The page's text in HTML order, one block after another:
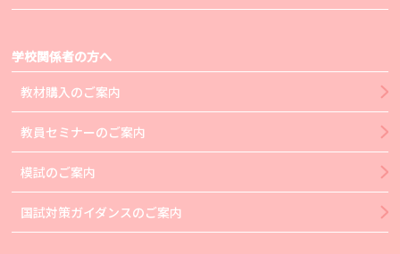
学校関係者の方へ
教材購入のご案内
教員セミナーのご案内
模試のご案内
国試対策ガイダンスのご案内